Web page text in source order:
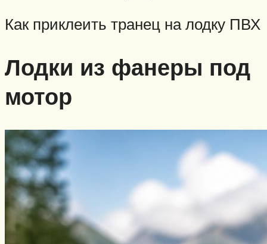
Как приклеить транец на лодку ПВХ
Лодки из фанеры под
мотор